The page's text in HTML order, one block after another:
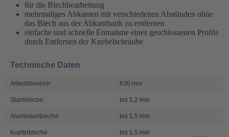
für die Blechbearbeitung
mehrmaliges Abkanten mit verschiedenen Abständen ohne
das Blech aus der Abkantbank zu entfernen
einfache und schnelle Entnahme eines geschlossenen Profils
durch Entfernen der Knebelschraube
Technische Daten
Arbeitsbereich 630 mm
Stahlbleche bis 1,2 mm
Aluminiumbleche bis 1,5 mm
Kupferbleche bis 1,5 mm